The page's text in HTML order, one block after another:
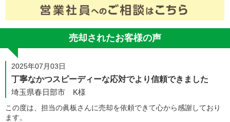
売却されたお客様の声
2025年07月03日
丁寧なかつスピーディーな応対でより信頼できました
埼玉県春日部市 K様
この度は、担当の眞板さんに売却を依頼できて心から感謝しており
ます。